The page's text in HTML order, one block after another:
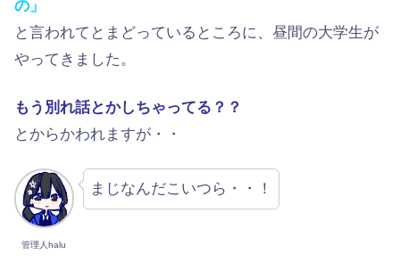
の」
と言われてとまどっているところに、昼間の大学生が
やってきました。
もう別れ話とかしちゃってる？？
とからかわれますが・・
管理人halu
まじなんだこいつら・・！